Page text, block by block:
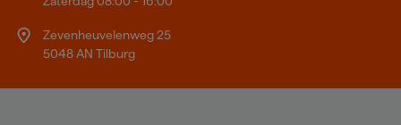
Zevenheuvelenweg 25
5048 AN Tilburg